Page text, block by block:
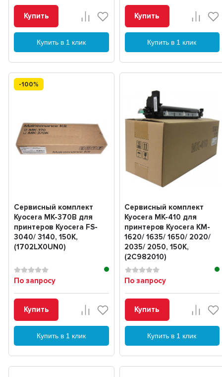
Купить
Купить в 1 клик
Купить
Купить в 1 клик
-100%
Сервисный комплект
Kyocera MK-370B для
принтеров Kyocera FS-
3040/ 3140, 150K,
(1702LX0UN0)
По запросу
Купить
Купить в 1 клик
Сервисный комплект
Kyocera MK-410 для
принтеров Kyocera KM-
1620/ 1635/ 1650/ 2020/
2035/ 2050, 150K,
(2C982010)
По запросу
Купить
Купить в 1 клик